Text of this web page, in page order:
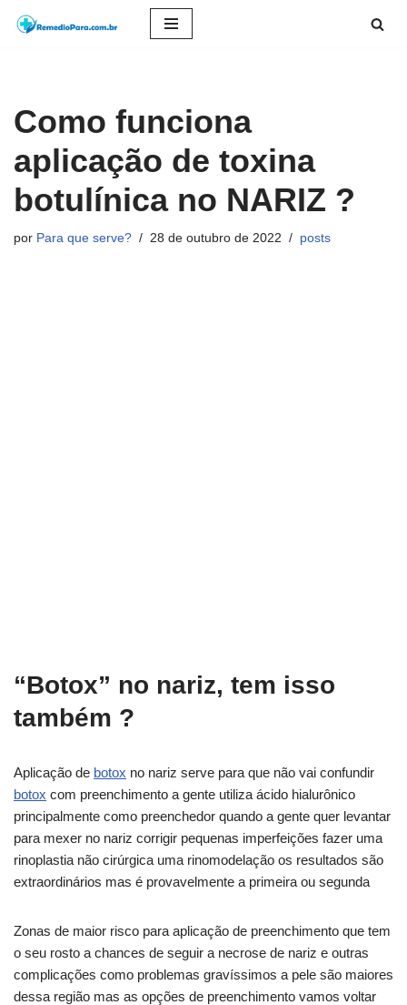
conteúdo
Como funciona
aplicação de toxina
botulínica no NARIZ ?
por Para que serve? 28 de outubro de 2022 posts
“Botox” no nariz, tem isso
também ?
Aplicação de botox no nariz serve para que não vai confundir
botox com preenchimento a gente utiliza ácido hialurônico
principalmente como preenchedor quando a gente quer levantar
para mexer no nariz corrigir pequenas imperfeições fazer uma
rinoplastia não cirúrgica uma rinomodelação os resultados são
extraordinários mas é provavelmente a primeira ou segunda
Zonas de maior risco para aplicação de preenchimento que tem
o seu rosto a chances de seguir a necrose de nariz e outras
complicações como problemas gravíssimos a pele são maiores
dessa região mas as opções de preenchimento vamos voltar